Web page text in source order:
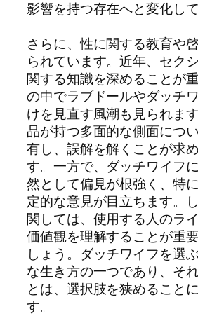
影響を持つ存在へと変化して
さらに、性に関する教育や
られています。近年、セク
関する知識を深めることが
の中でラブドールやダッチ
けを見直す風潮も見られま
品が持つ多面的な側面につ
有し、誤解を解くことが求
す。一方で、ダッチワイフ
然として偏見が根強く、特
定的な意見が目立ちます。
関しては、使用する人のラ
価値観を理解することが重
しょう。ダッチワイフを選
な生き方の一つであり、そ
とは、選択肢を狭めること
す。